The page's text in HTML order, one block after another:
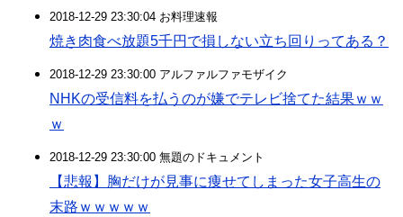
2018-12-29 23:30:04 お料理速報
焼き肉食べ放題5千円で損しない立ち回りってある？
2018-12-29 23:30:00 アルファルファモザイク
NHKの受信料を払うのが嫌でテレビ捨てた結果ｗｗ
ｗ
2018-12-29 23:30:00 無題のドキュメント
【悲報】胸だけが見事に痩せてしまった女子高生の
末路ｗｗｗｗｗ